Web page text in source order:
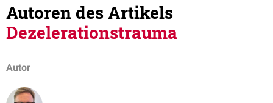
Autoren des Artikels
Dezelerationstrauma
Autor